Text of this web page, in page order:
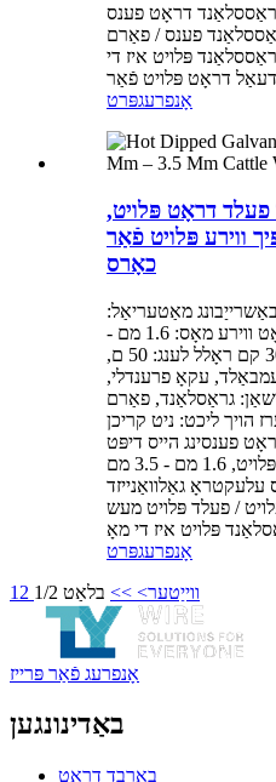
גראַססלאַנד דראָט פענס
פענס / פאַרם
פּלויט איז די
אָנפרעגפּרט
פעלד דראָט פּלויט,
3.5 מם פיך ווירע פּלויט פֿאַר
כאָרס
מאַטעריאַל:
הייס-דיפּט גאַלוואַנייזד דראָט ווירע מאָס: 1.6 מם -
3.5 מם עפענונג: 15 קם, 30 קם ראָלל לענג: 50 ם,
עקאָ פרענדלי,
גראַסלאַנד, פאַרם
ליכט: ניט קריכן
פענסינג הייס דיפּט
גאַלוואַנייזד פיעלד דראָט פּלויט, 1.6 מם - 3.5 מם
גאַלוואַנייזד
/ פעלד פּלויט מעש
אָנפרעגפּרט
1 2 ווייַטער> >> בלאַט 1/2
אָנפרעג פֿאַר פּרייז
באַדינונגען
באַרבד דראָט